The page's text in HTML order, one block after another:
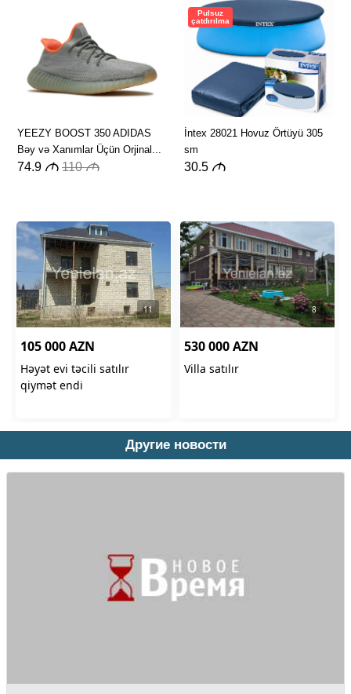
Другие новости